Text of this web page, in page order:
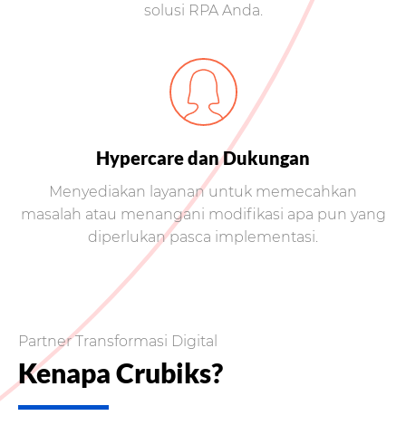
solusi RPA Anda.
Hypercare dan Dukungan
Menyediakan layanan untuk memecahkan
masalah atau menangani modifikasi apa pun yang
diperlukan pasca implementasi.
Partner Transformasi Digital
Kenapa Crubiks?